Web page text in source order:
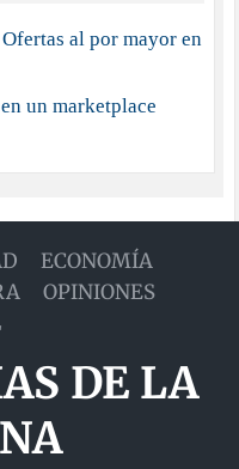
al por mayor en
un marketplace
ECONOMÍA
OPINIONES
DE LA